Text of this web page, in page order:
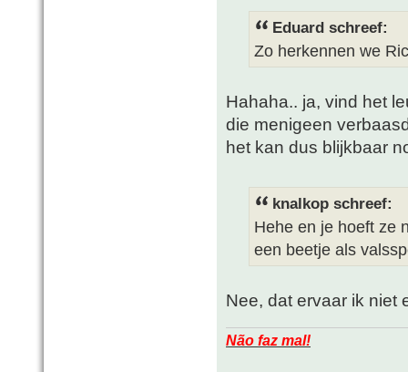
Eduard schreef:
Zo herkennen we
Hahaha.. ja, vind het
die menigeen
het kan dus blijkbaar
knalkop schreef:
Hehe en je hoeft ze
een beetje als
Nee, dat ervaar ik niet
Não faz mal!